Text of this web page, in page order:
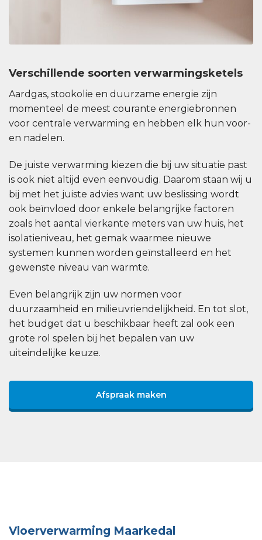
Verschillende soorten verwarmingsketels
Aardgas, stookolie en duurzame energie zijn
momenteel de meest courante energiebronnen
voor centrale verwarming en hebben elk hun voor-
en nadelen.
De juiste verwarming kiezen die bij uw situatie past
is ook niet altijd even eenvoudig. Daarom staan wij u
bij met het juiste advies want uw beslissing wordt
ook beïnvloed door enkele belangrijke factoren
zoals het aantal vierkante meters van uw huis, het
isolatieniveau, het gemak waarmee nieuwe
systemen kunnen worden geïnstalleerd en het
gewenste niveau van warmte.
Even belangrijk zijn uw normen voor
duurzaamheid en milieuvriendelijkheid. En tot slot,
het budget dat u beschikbaar heeft zal ook een
grote rol spelen bij het bepalen van uw
uiteindelijke keuze.
Afspraak maken
Vloerverwarming Maarkedal